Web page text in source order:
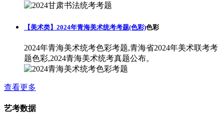
【美术类】2024年青海美术统考考题(色彩)色彩
2024年青海美术统考色彩考题,青海省2024年美术联考考
题色彩,2024青海美术统考真题公布。
查看更多
艺考数据